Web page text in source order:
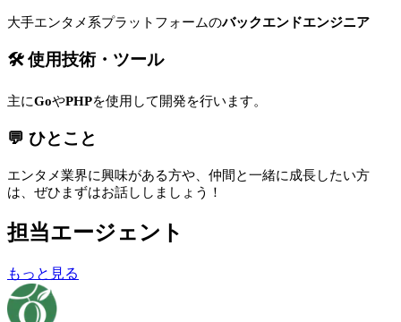
大手エンタメ系プラットフォームのバックエンドエンジニア
🛠 使用技術・ツール
主にGoやPHPを使用して開発を行います。
💬 ひとこと
エンタメ業界に興味がある方や、仲間と一緒に成長したい方
は、ぜひまずはお話ししましょう！
担当エージェント
もっと見る